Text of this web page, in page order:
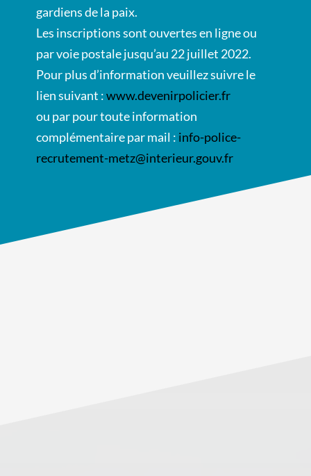
gardiens de la paix.
Les inscriptions sont ouvertes en ligne ou
par voie postale jusqu’au 22 juillet 2022.
Pour plus d’information veuillez suivre le
lien suivant :www.devenirpolicier.fr
ou par pour toute information
complémentaire par mail : info-police-
recrutement-metz@interieur.gouv.fr